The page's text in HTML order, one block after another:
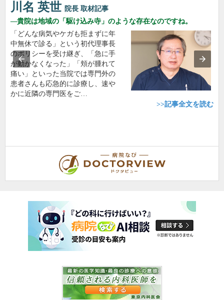
川名 英世 院長 取材記事
貴院は地域の「駆け込み寺」のような存在なのですね。
「どんな病気やケガも拒まずに年
中無休で診る」という初代理事長
のポリシーを受け継ぎ、「急に手
が動かなくなった」「頬が腫れて
痛い」といった当院では専門外の
患者さんも応急的に診療し、速や
かに近隣の専門医をご…
>>記事全文を読む